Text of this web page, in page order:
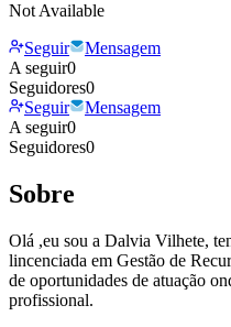
Not Available
Seguir
Mensagem
A seguir0
Seguidores0
Seguir
Mensagem
A seguir0
Seguidores0
Sobre
Olá ,eu sou a Dalvia Vilhete,
lincenciada em Gestão de
de oportunidades de atuação
profissional.